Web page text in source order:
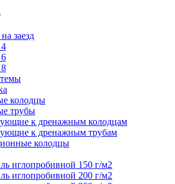
заезд
колодцы
трубы
к дренажным колодцам
к дренажным трубам
колодцы
иглопробивной 150 г/м2
иглопробивной 200 г/м2